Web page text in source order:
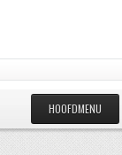
HOOFDMENU